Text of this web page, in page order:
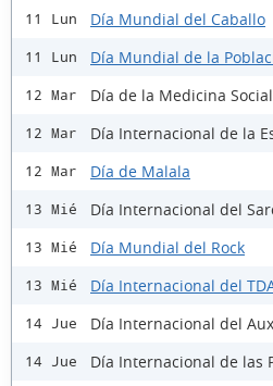
11 Lun Día Mundial del Caballo
11 Lun Día Mundial de la
12 Mar Día de la Medicina Social
12 Mar Día Internacional de la
12 Mar Día de Malala
13 Mié Día Internacional del
13 Mié Día Mundial del Rock
13 Mié Día Internacional del
14 Jue Día Internacional del
14 Jue Día Internacional de las